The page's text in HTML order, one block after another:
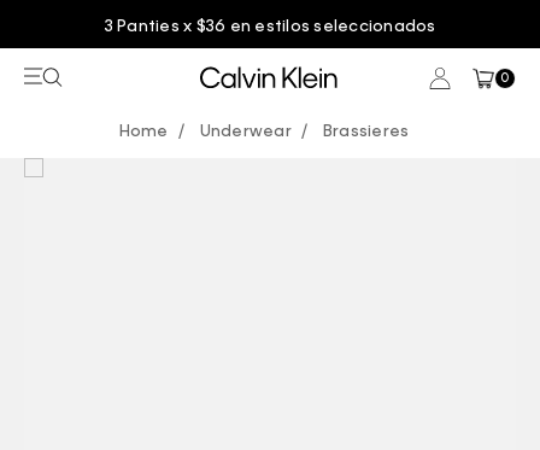
3 Panties x $36 en estilos seleccionados
0
Underwear Brassieres